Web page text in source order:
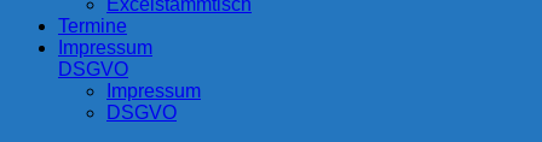
Excelstammtisch
Termine
Impressum
DSGVO
Impressum
DSGVO